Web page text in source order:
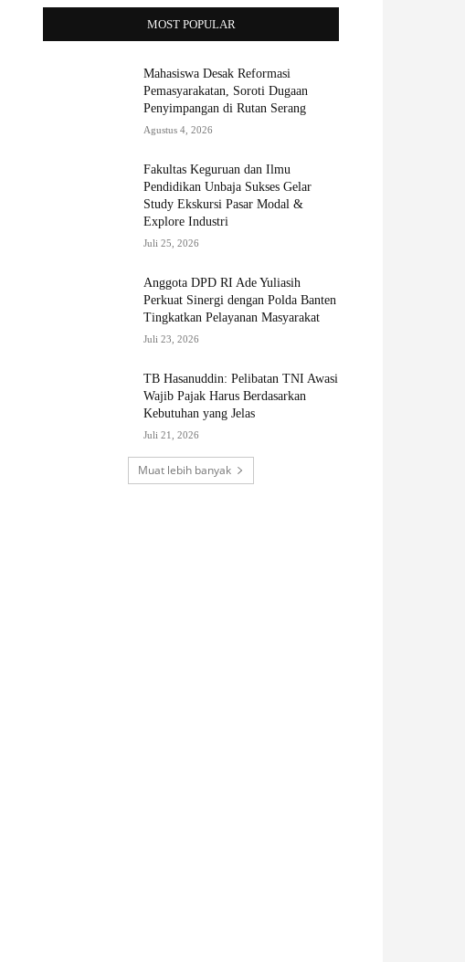
MOST POPULAR
Mahasiswa Desak Reformasi
Pemasyarakatan, Soroti Dugaan
Penyimpangan di Rutan Serang
Agustus 4, 2026
Fakultas Keguruan dan Ilmu
Pendidikan Unbaja Sukses Gelar
Study Ekskursi Pasar Modal &
Explore Industri
Juli 25, 2026
Anggota DPD RI Ade Yuliasih
Perkuat Sinergi dengan Polda Banten
Tingkatkan Pelayanan Masyarakat
Juli 23, 2026
TB Hasanuddin: Pelibatan TNI Awasi
Wajib Pajak Harus Berdasarkan
Kebutuhan yang Jelas
Juli 21, 2026
Muat lebih banyak